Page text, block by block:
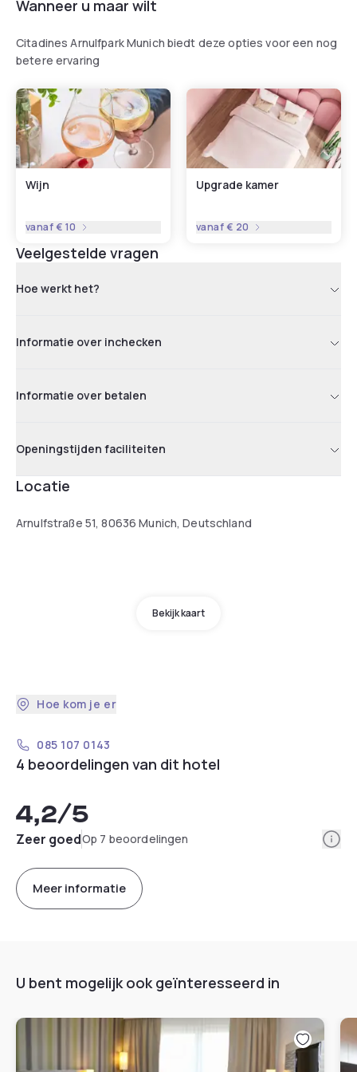
Wanneer u maar wilt
Citadines Arnulfpark Munich biedt deze opties voor een nog
betere ervaring
Wijn
vanaf€ 10
Upgrade kamer
vanaf€ 20
Veelgestelde vragen
Hoe werkt het?
Informatie over inchecken
Informatie over betalen
Openingstijden faciliteiten
Locatie
Arnulfstraße 51, 80636 Munich, Deutschland
Bekijk kaart
Hoe kom je er
085 107 0143
4 beoordelingen van dit hotel
4,2/5
Zeer goedOp 7 beoordelingen
Meer informatie
U bent mogelijk ook geïnteresseerd in